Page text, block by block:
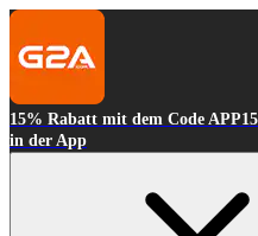
15% Rabatt mit dem Code
in der App